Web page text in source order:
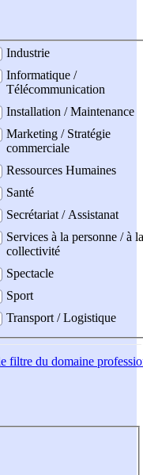
Industrie
Informatique /
Télécommunication
Installation / Maintenance
Marketing / Stratégie
commerciale
Ressources Humaines
Santé
Secrétariat / Assistanat
Services à la personne / à la
collectivité
Spectacle
Sport
Transport / Logistique
filtre du domaine